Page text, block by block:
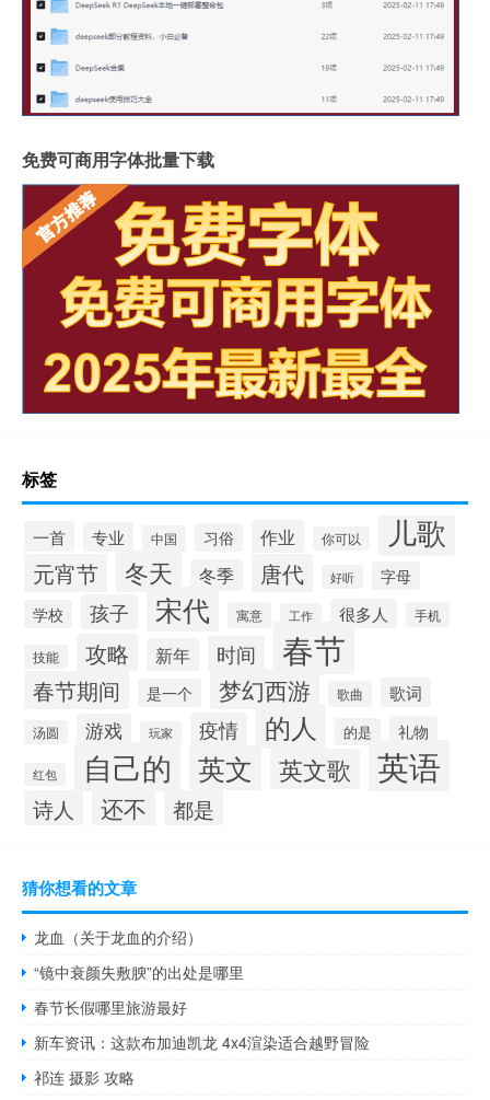
免费可商用字体批量下载
标签
一首 专业 中国 习俗 作业 你可以 儿歌
元宵节 冬天 冬季 唐代 好听
字母
学校
孩子 宋代 寓意 工作 很多人 手机
技能 攻略 新年 时间 春节
春节期间 是一个 梦幻西游 歌曲 歌词
汤圆 游戏 玩家 疫情 的人 的是 礼物
红包 自己的 英文 英文歌 英语
诗人 还不 都是
猜你想看的文章
龙血（关于龙血的介绍）
“镜中衰颜失敷腴”的出处是哪里
春节长假哪里旅游最好
新车资讯：这款布加迪凯龙 4x4渲染适合越野冒险
祁连 摄影 攻略